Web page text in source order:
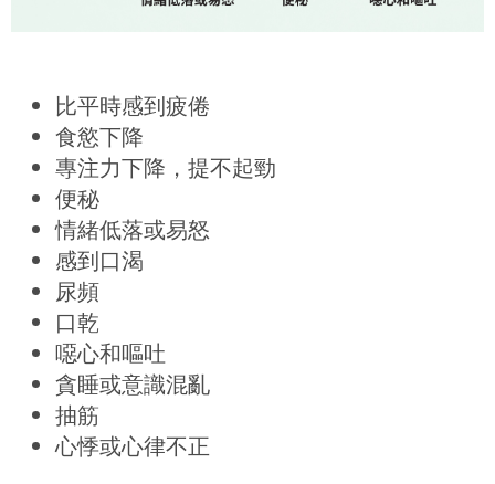
比平時感到疲倦
食慾下降
專注力下降，提不起勁
便秘
情緒低落或易怒
感到口渴
尿頻
口乾
噁心和嘔吐
貪睡或意識混亂
抽筋
心悸或心律不正